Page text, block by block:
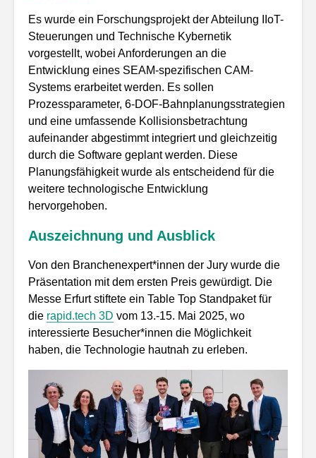
Es wurde ein Forschungsprojekt der Abteilung IIoT-
Steuerungen und Technische Kybernetik
vorgestellt, wobei Anforderungen an die
Entwicklung eines SEAM-spezifischen CAM-
Systems erarbeitet werden. Es sollen
Prozessparameter, 6-DOF-Bahnplanungsstrategien
und eine umfassende Kollisionsbetrachtung
aufeinander abgestimmt integriert und gleichzeitig
durch die Software geplant werden. Diese
Planungsfähigkeit wurde als entscheidend für die
weitere technologische Entwicklung
hervorgehoben.
Auszeichnung und Ausblick
Von den Branchenexpert*innen der Jury wurde die
Präsentation mit dem ersten Preis gewürdigt. Die
Messe Erfurt stiftete ein Table Top Standpaket für
die rapid.tech 3D vom 13.-15. Mai 2025, wo
interessierte Besucher*innen die Möglichkeit
haben, die Technologie hautnah zu erleben.